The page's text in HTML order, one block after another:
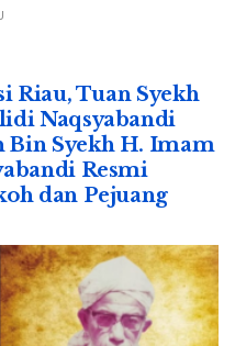
Riau, Tuan Syekh
Naqsyabandi
Bin Syekh H. Imam
Resmi
dan Pejuang